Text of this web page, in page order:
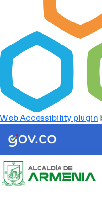
Web Accessibility plugin